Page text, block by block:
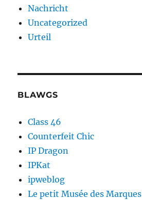
Nachricht
Uncategorized
Urteil
BLAWGS
Class 46
Counterfeit Chic
IP Dragon
IPKat
ipweblog
Le petit Musée des Marques